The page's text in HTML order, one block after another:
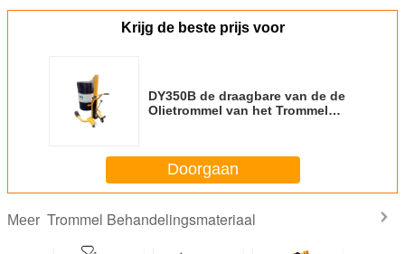
Krijg de beste prijs voor
DY350B de draagbare van de de
Olietrommel van het Trommel
Capaciteit 350kg
Doorgaan
Meer Trommel Behandelingsmateriaal